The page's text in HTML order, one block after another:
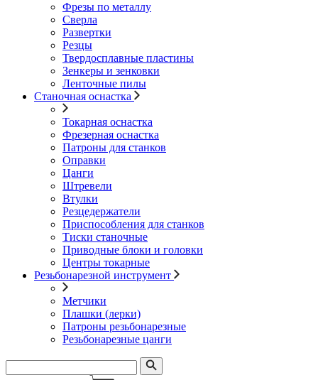
Фрезы по металлу
Сверла
Развертки
Резцы
Твердосплавные пластины
Зенкеры и зенковки
Ленточные пилы
Станочная оснастка
Токарная оснастка
Фрезерная оснастка
Патроны для станков
Оправки
Цанги
Штревели
Втулки
Резцедержатели
Приспособления для станков
Тиски станочные
Приводные блоки и головки
Центры токарные
Резьбонарезной инструмент
Метчики
Плашки (лерки)
Патроны резьбонарезные
Резьбонарезные цанги